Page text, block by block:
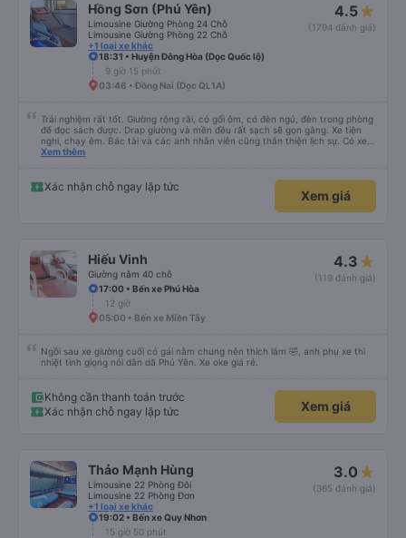
Hồng Sơn (Phú Yên)
Limousine Giường Phòng 24 Chỗ
Limousine Giường Phòng 22 Chỗ
+1 loại xe khác
4.5
(1794 đánh giá)
18:31 • Huyện Đông Hòa (Dọc Quốc lộ)
9 giờ 15 phút
03:46 • Đồng Nai (Dọc QL1A)
Trải nghiệm rất tốt. Giường rộng rãi, có gối ôm, có đèn ngủ, đèn trong phòng
để đọc sách được. Drap giường và mền đều rất sạch sẽ gọn gàng. Xe tiện
nghi, chạy êm. Bác tài và các anh nhân viên cũng thân thiện lịch sự. Có xe
trung chuyển về nội thành thành phố tuy hoà rất tiện. Giá vé hợp lý. Nói
Xem thêm
Xác nhận chỗ ngay lập tức
Xem giá
Hiếu Vinh
Giường nằm 40 chỗ
4.3
(119 đánh giá)
17:00 • Bến xe Phú Hòa
12 giờ
05:00 • Bến xe Miền Tây
Ngồi sau xe giường cuối có gái nằm chung nên thích lắm 🤣, anh phụ xe thì
nhiệt tình giọng nói dân dã Phú Yên. Xe oke giá rẻ.
Không cần thanh toán trước
Xác nhận chỗ ngay lập tức
Xem giá
Thảo Mạnh Hùng
Limousine 22 Phòng Đôi
Limousine 22 Phòng Đơn
+1 loại xe khác
3.0
(365 đánh giá)
19:02 • Bến xe Quy Nhơn
15 giờ 50 phút